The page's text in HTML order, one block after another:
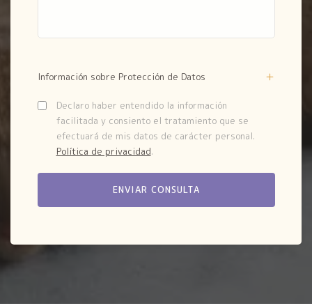
Información sobre Protección de Datos
Declaro haber entendido la información
facilitada y consiento el tratamiento que se
efectuará de mis datos de carácter personal.
Política de privacidad.